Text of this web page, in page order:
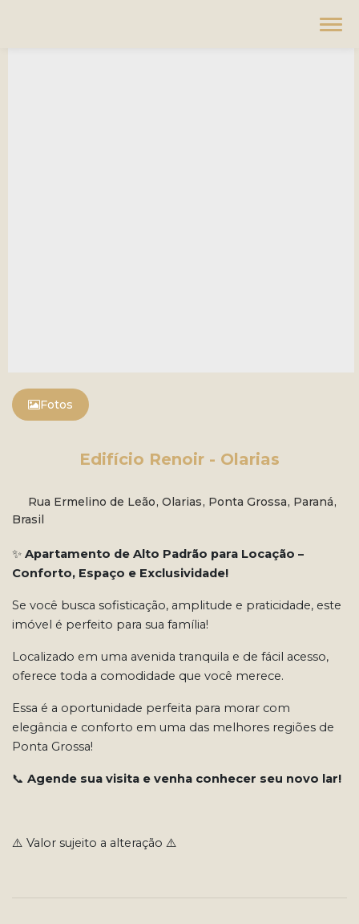
Fotos
Edifício Renoir - Olarias
Rua Ermelino de Leão, Olarias, Ponta Grossa, Paraná,
Brasil
✨ Apartamento de Alto Padrão para Locação –
Conforto, Espaço e Exclusividade!
Se você busca sofisticação, amplitude e praticidade, este
imóvel é perfeito para sua família!
Localizado em uma avenida tranquila e de fácil acesso,
oferece toda a comodidade que você merece.
Essa é a oportunidade perfeita para morar com
elegância e conforto em uma das melhores regiões de
Ponta Grossa!
📞 Agende sua visita e venha conhecer seu novo lar!
⚠️ Valor sujeito a alteração ⚠️